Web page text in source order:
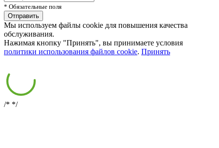
* Обязательные поля
Мы используем файлы cookie для повышения качества
обслуживания.
Нажимая кнопку "Принять", вы принимаете условия
политики использования файлов cookie. Принять
/* */